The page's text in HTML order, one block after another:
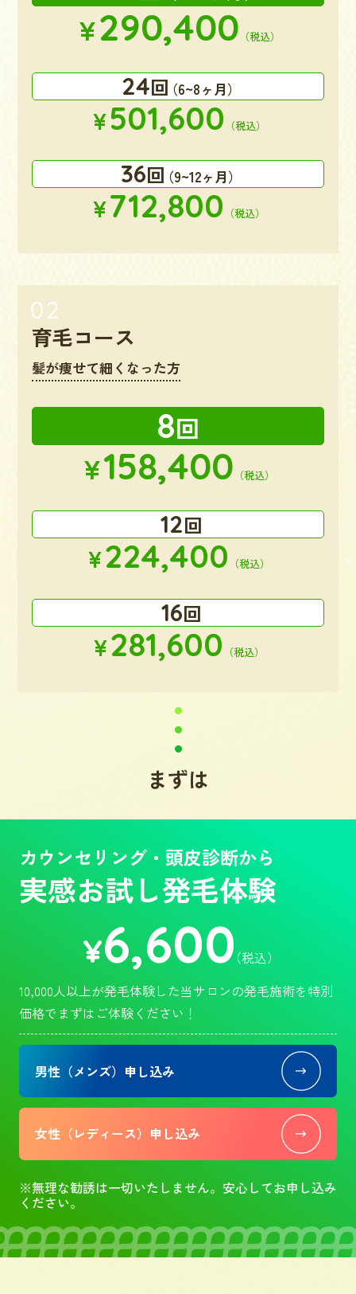
¥290,400 （税込）
24回（6~8ヶ月）
¥501,600 （税込）
36回（9~12ヶ月）
¥712,800 （税込）
育毛コース
髪が痩せて細くなった方
8回
¥158,400 （税込）
12回
¥224,400 （税込）
16回
¥281,600 （税込）
まずは
カウンセリング・頭皮診断から
実感お試し発毛体験
¥6,600（税込）
10,000人以上が発毛体験した当サロンの発毛施術を特別
価格でまずはご体験ください！
男性（メンズ）申し込み
女性（レディース）申し込み
※無理な勧誘は一切いたしません。安心してお申し込み
ください。